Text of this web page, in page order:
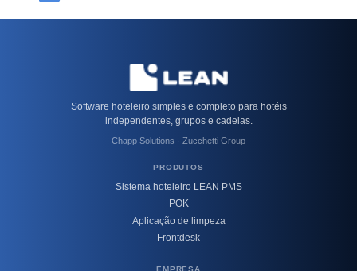
Software hoteleiro simples e completo para hotéis
independentes, grupos e cadeias.
Chapp Solutions · Zucchetti Group
PRODUTOS
Sistema hoteleiro LEAN PMS
POK
Aplicação de limpeza
Frontdesk
EMPRESA